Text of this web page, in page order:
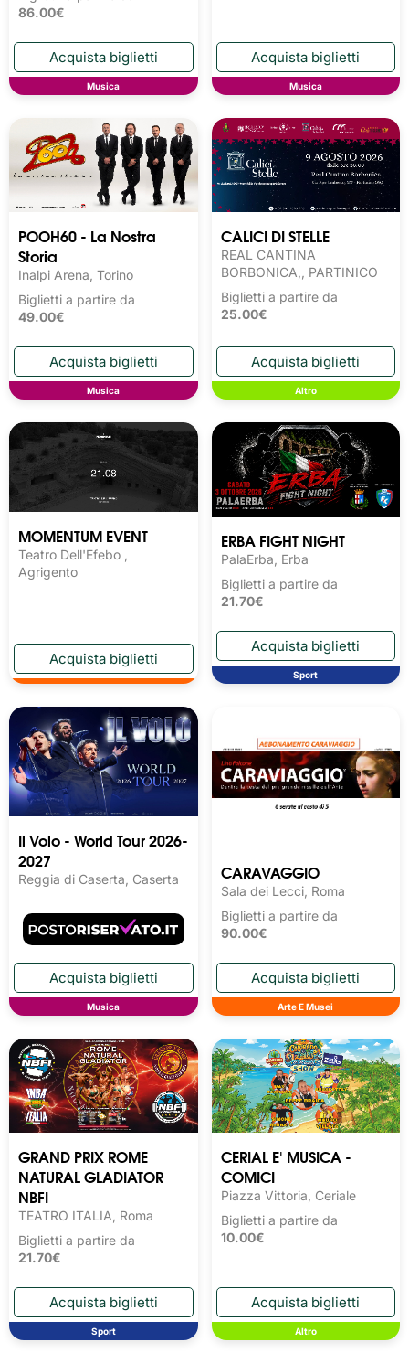
86.00€
Musica Musica
POOH60 - La Nostra
Storia
Inalpi Arena, Torino
Biglietti a partire da
49.00€
Musica
CALICI DI STELLE
REAL CANTINA
BORBONICA,, PARTINICO
Biglietti a partire da
25.00€
Altro
MOMENTUM EVENT
Teatro Dell'Efebo ,
Agrigento
ERBA FIGHT NIGHT
PalaErba, Erba
Biglietti a partire da
21.70€
Sport
Il Volo - World Tour 2026-
2027
Reggia di Caserta, Caserta
Musica
CARAVAGGIO
Sala dei Lecci, Roma
Biglietti a partire da
90.00€
Arte E Musei
GRAND PRIX ROME
NATURAL GLADIATOR
NBFI
TEATRO ITALIA, Roma
Biglietti a partire da
21.70€
Sport
CERIAL E' MUSICA -
COMICI
Piazza Vittoria, Ceriale
Biglietti a partire da
10.00€
Altro